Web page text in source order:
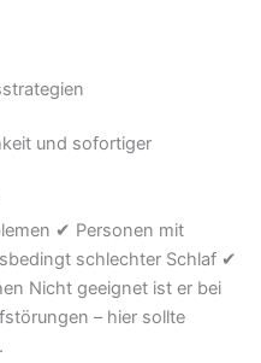
und sofortiger
✔ Personen mit
schlechter Schlaf ✔
Nicht geeignet ist er bei
– hier sollte